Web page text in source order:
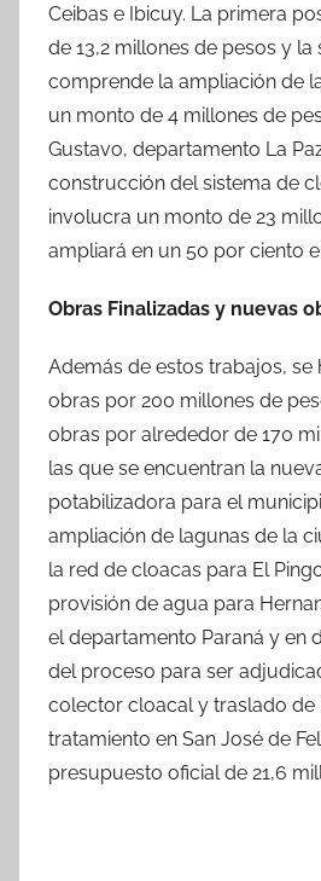
Ceibas e Ibicuy. La primera
de 13,2 millones de pesos y la
comprende la ampliación de
un monto de 4 millones de
Gustavo, departamento La
construcción del sistema de
involucra un monto de 23
ampliará en un 50 por ciento
Obras Finalizadas y nuevas
Además de estos trabajos, se
obras por 200 millones de
obras por alrededor de 170
las que se encuentran la
potabilizadora para el
ampliación de lagunas de la
la red de cloacas para El
provisión de agua para
el departamento Paraná y en
del proceso para ser
colector cloacal y traslado de
tratamiento en San José de
presupuesto oficial de 21,6